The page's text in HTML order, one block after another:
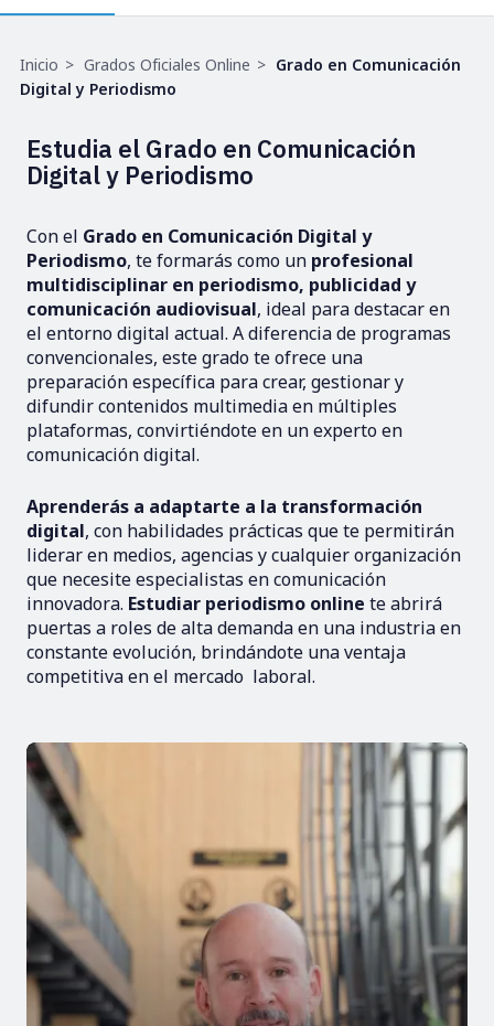
Ruta
de
Inicio Grados Oficiales Online
Grado en Comunicación
Digital y Periodismo
Estudia el Grado en Comunicación
Digital y Periodismo
Con el Grado en Comunicación Digital y
Periodismo, te formarás como un profesional
multidisciplinar en periodismo, publicidad y
comunicación audiovisual, ideal para destacar en
el entorno digital actual. A diferencia de programas
convencionales, este grado te ofrece una
preparación específica para crear, gestionar y
difundir contenidos multimedia en múltiples
plataformas, convirtiéndote en un experto en
comunicación digital.
Aprenderás a adaptarte a la transformación
digital, con habilidades prácticas que te permitirán
liderar en medios, agencias y cualquier organización
que necesite especialistas en comunicación
innovadora. Estudiar periodismo online te abrirá
puertas a roles de alta demanda en una industria en
constante evolución, brindándote una ventaja
competitiva en el mercado laboral.